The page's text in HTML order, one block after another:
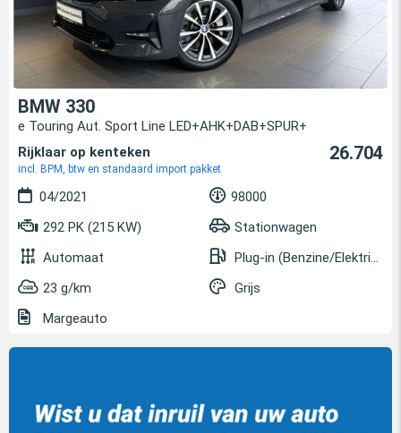
BMW 330
e Touring Aut. Sport Line LED+AHK+DAB+SPUR+
Rijklaar op kenteken
incl. BPM, btw en standaard import pakket
26.704
04/2021
98000
292 PK (215 KW)
Stationwagen
Automaat
Plug-in (Benzine/Elektrisch)
23 g/km
Grijs
Margeauto